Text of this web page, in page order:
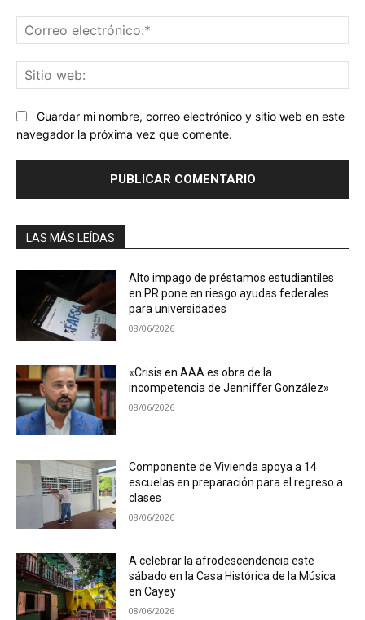
Guardar mi nombre, correo electrónico y sitio web en este
navegador la próxima vez que comente.
LAS MÁS LEÍDAS
Alto impago de préstamos estudiantiles
en PR pone en riesgo ayudas federales
para universidades
08/06/2026
«Crisis en AAA es obra de la
incompetencia de Jenniffer González»
08/06/2026
Componente de Vivienda apoya a 14
escuelas en preparación para el regreso a
clases
08/06/2026
A celebrar la afrodescendencia este
sábado en la Casa Histórica de la Música
en Cayey
08/06/2026